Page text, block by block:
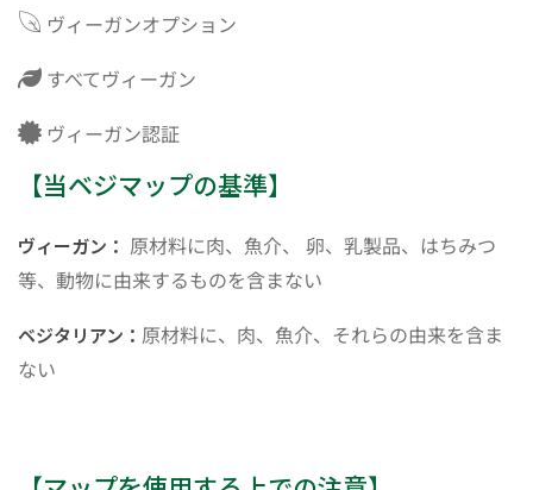
ヴィーガンオプション
すべてヴィーガン
ヴィーガン認証
【当ベジマップの基準】
ヴィーガン： 原材料に肉、魚介、 卵、乳製品、はちみつ
等、動物に由来するものを含まない
ベジタリアン： 原材料に、肉、魚介、それらの由来を含ま
ない